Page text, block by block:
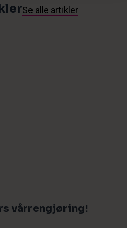
Se alle artikler
vårrengjøring!